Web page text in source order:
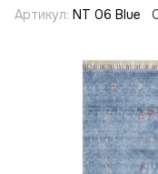
Артикул: NT 06 Blue